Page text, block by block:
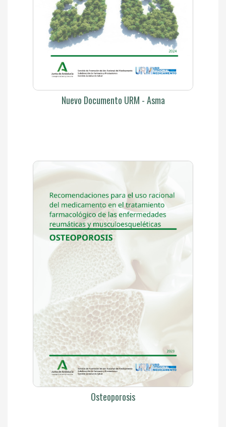
Nuevo Documento URM - Asma
Osteoporosis